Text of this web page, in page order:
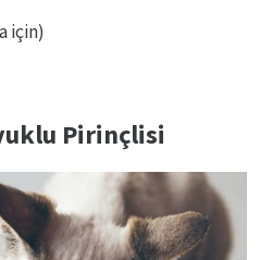
için)
Pirinçlisi